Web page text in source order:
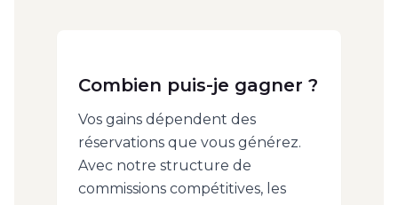
Combien puis-je gagner ?
Vos gains dépendent des
réservations que vous générez.
Avec notre structure de
commissions compétitives, les